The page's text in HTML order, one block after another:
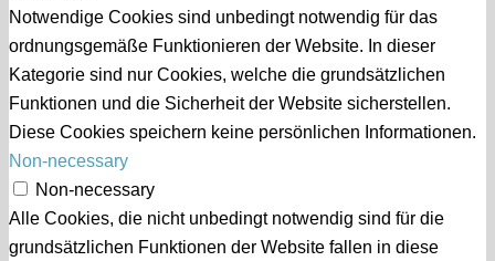
Notwendige Cookies sind unbedingt notwendig für das
ordnungsgemäße Funktionieren der Website. In dieser
Kategorie sind nur Cookies, welche die grundsätzlichen
Funktionen und die Sicherheit der Website sicherstellen.
Diese Cookies speichern keine persönlichen Informationen.
Non-necessary
Non-necessary
Alle Cookies, die nicht unbedingt notwendig sind für die
grundsätzlichen Funktionen der Website fallen in diese